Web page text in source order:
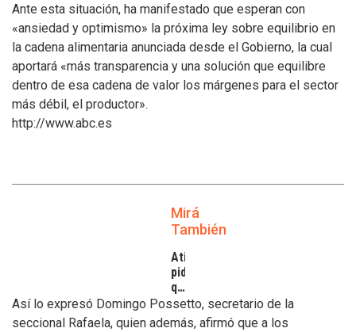
Ante esta situación, ha manifestado que esperan con
«ansiedad y optimismo» la próxima ley sobre equilibrio en
la cadena alimentaria anunciada desde el Gobierno, la cual
aportará «más transparencia y una solución que equilibre
dentro de esa cadena de valor los márgenes para el sector
más débil, el productor».
http://www.abc.es
Mirá
También
Atilra
pide
que
se
atiendan
Así lo expresó Domingo Possetto, secretario de la
seccional Rafaela, quien además, afirmó que a los